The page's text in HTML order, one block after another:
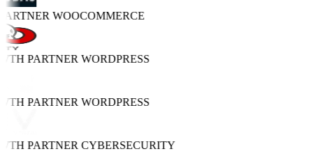
WOOCOMMERCE
PARTNERWORDPRESS
PARTNERWORDPRESS
PARTNERCYBERSECURITY